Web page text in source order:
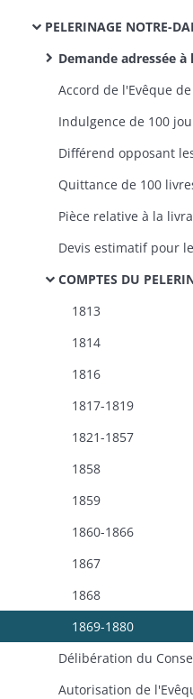
PELERINAGE NOTRE-
Demande adressée à l'Evêque de Bâle par la
Quittance de 100
Pièce relative à la
COMPTES DU
1813
1814
1816
1817-1819
1821-1857
1858
1859
1860-1866
1867
1868
1869-1880
Autorisation de